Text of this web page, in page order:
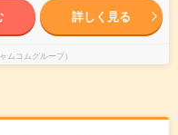
詳しく見る
ムコムグループ）